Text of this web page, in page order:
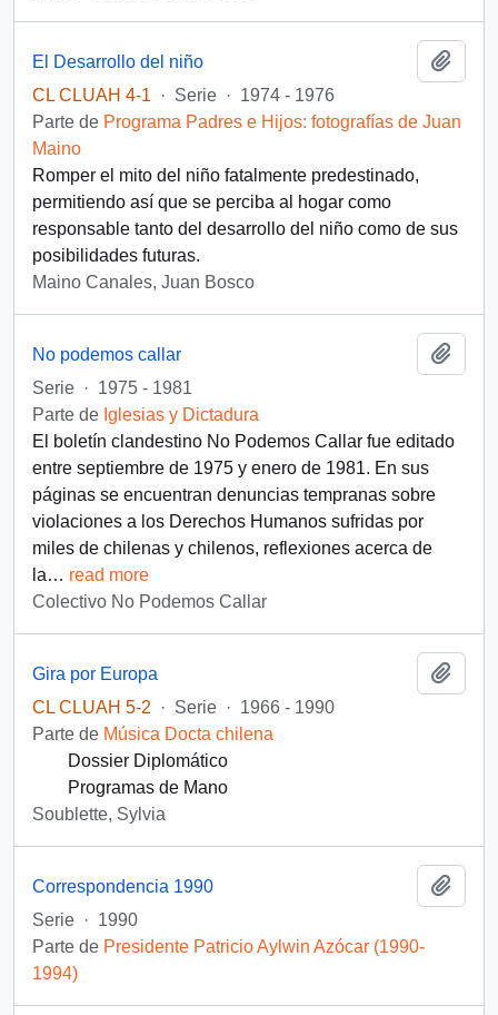
El Desarrollo del niño
CL CLUAH 4-1
· Serie · 1974 - 1976
Parte de Programa Padres e Hijos: fotografías de Juan
Maino
Romper el mito del niño fatalmente predestinado,
permitiendo así que se perciba al hogar como
responsable tanto del desarrollo del niño como de sus
posibilidades futuras.
Maino Canales, Juan Bosco
No podemos callar
Serie · 1975 - 1981
Parte de Iglesias y Dictadura
El boletín clandestino No Podemos Callar fue editado
entre septiembre de 1975 y enero de 1981. En sus
páginas se encuentran denuncias tempranas sobre
violaciones a los Derechos Humanos sufridas por
miles de chilenas y chilenos, reflexiones acerca de
la… read more
Colectivo No Podemos Callar
Gira por Europa
CL CLUAH 5-2
· Serie · 1966 - 1990
Parte de Música Docta chilena
Dossier Diplomático
Programas de Mano
Soublette, Sylvia
Correspondencia 1990
Serie · 1990
Parte de Presidente Patricio Aylwin Azócar (1990-
1994)